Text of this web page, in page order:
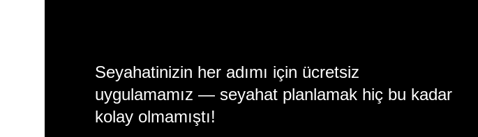
Seyahatinizin her adımı için ücretsiz
uygulamamız — seyahat planlamak hiç bu kadar
kolay olmamıştı!